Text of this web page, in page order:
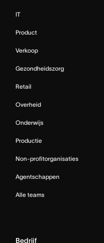
IT
Product
Verkoop
Gezondheidszorg
Retail
Overheid
Onderwijs
Productie
Non-profitorganisaties
Agentschappen
Alle teams
Bedrijf